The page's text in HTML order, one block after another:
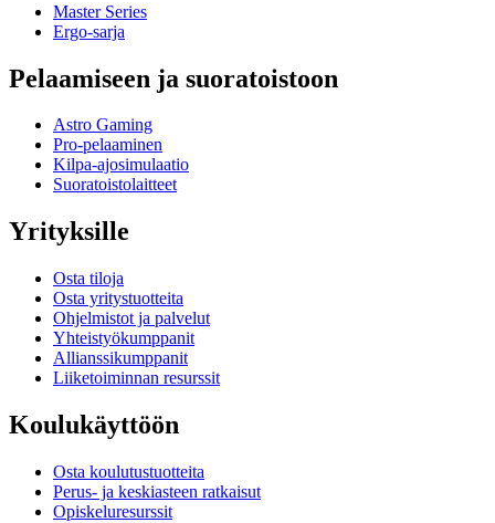
Master Series
Ergo-sarja
Pelaamiseen ja suoratoistoon
Astro Gaming
Pro-pelaaminen
Kilpa-ajosimulaatio
Suoratoistolaitteet
Yrityksille
Osta tiloja
Osta yritystuotteita
Ohjelmistot ja palvelut
Yhteistyökumppanit
Allianssikumppanit
Liiketoiminnan resurssit
Koulukäyttöön
Osta koulutustuotteita
Perus- ja keskiasteen ratkaisut
Opiskeluresurssit